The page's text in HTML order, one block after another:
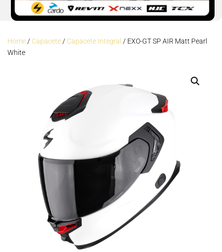
Home/ Capacete/ Capacete Integral / EXO-GT SP AIR Matt Pearl
White